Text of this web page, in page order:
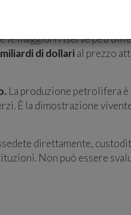
le maggiori riserve
di dollari al prezzo
La produzione petrolifera
È la dimostrazione
direttamente,
Non può essere